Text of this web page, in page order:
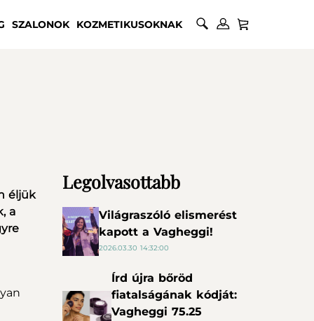
SZALONOK KOZMETIKUSOKNAK
éljük
a
Legolvasottabb
Világraszóló elismerést
kapott a Vagheggi!
2026.03.30 14:32:00
Írd újra bőröd
fiatalságának kódját:
Vagheggi 75.25